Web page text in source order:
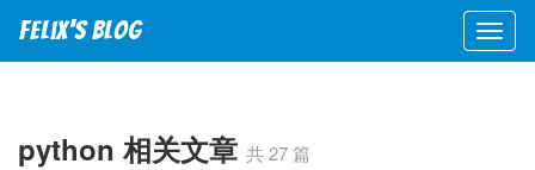
Felix's blog
python 相关文章 共 27 篇